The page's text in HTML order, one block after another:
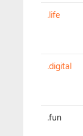
.life
.digital
.fun